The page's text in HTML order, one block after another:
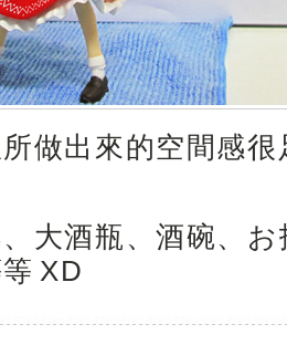
做出來的空間感
大酒瓶、酒碗、
XD